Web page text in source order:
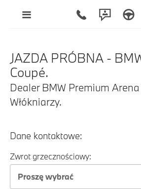
JAZDA PRÓBNA -
Coupé.
Dealer BMW Premium
Włókniarzy.
Dane kontaktowe:
Zwrot grzecznościowy:
Proszę wybrać